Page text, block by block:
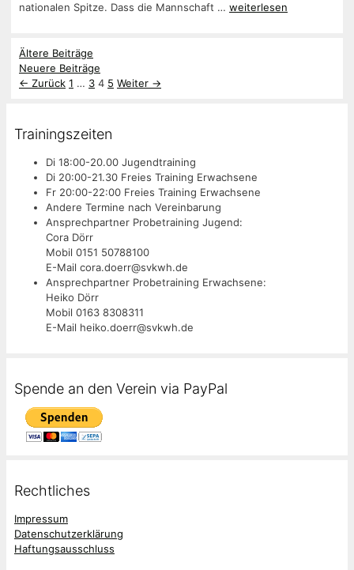
nationalen Spitze. Dass die Mannschaft … weiterlesen
Ältere Beiträge
Neuere Beiträge
← Zurück Seite
1 … Seite
3 Seite
4 Seite
5 Weiter →
Trainingszeiten
Di 18:00-20.00 Jugendtraining
Di 20:00-21.30 Freies Training Erwachsene
Fr 20:00-22:00 Freies Training Erwachsene
Andere Termine nach Vereinbarung
Ansprechpartner Probetraining Jugend:
Cora Dörr
Mobil 0151 50788100
E-Mail cora.doerr@svkwh.de
Ansprechpartner Probetraining Erwachsene:
Heiko Dörr
Mobil 0163 8308311
E-Mail heiko.doerr@svkwh.de
Spende an den Verein via PayPal
Rechtliches
Impressum
Datenschutzerklärung
Haftungsausschluss